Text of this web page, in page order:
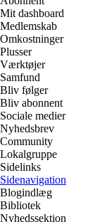
Mit dashboard
Medlemskab
Omkostninger
Plusser
Værktøjer
Samfund
Bliv følger
Bliv abonnent
Sociale medier
Nyhedsbrev
Community
Lokalgruppe
Sidelinks
Sidenavigation
Blogindlæg
Bibliotek
Nyhedssektion